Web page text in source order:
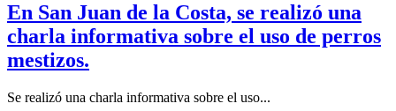
En San Juan de la Costa, se realizó una
charla informativa sobre el uso de perros
mestizos.
Se realizó una charla informativa sobre el uso...